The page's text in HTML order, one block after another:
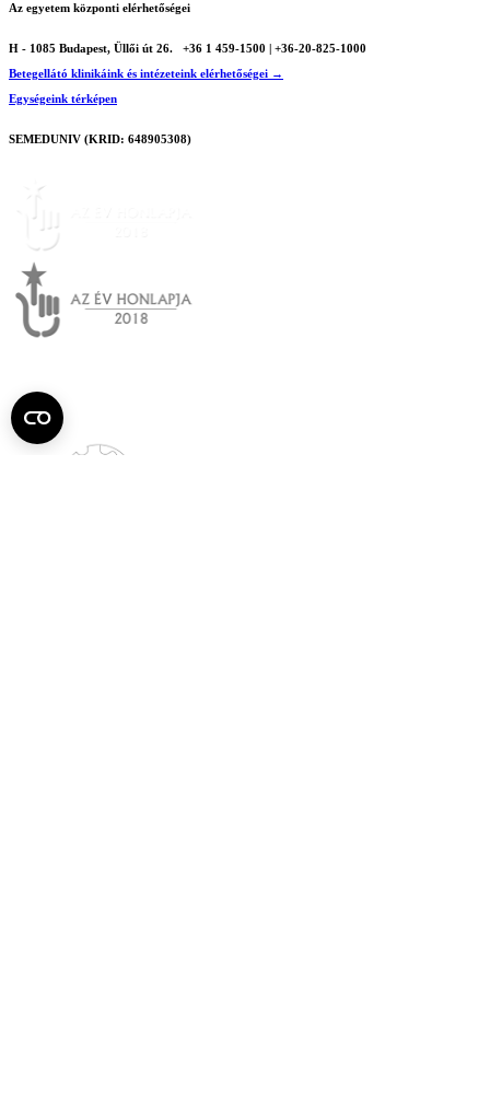
Az egyetem központi elérhetőségei
H - 1085 Budapest, Üllői út 26.
+36 1 459-1500 | +36-20-825-1000
Betegellátó klinikáink és intézeteink elérhetőségei →
Egységeink térképen
SEMEDUNIV (KRID: 648905308)